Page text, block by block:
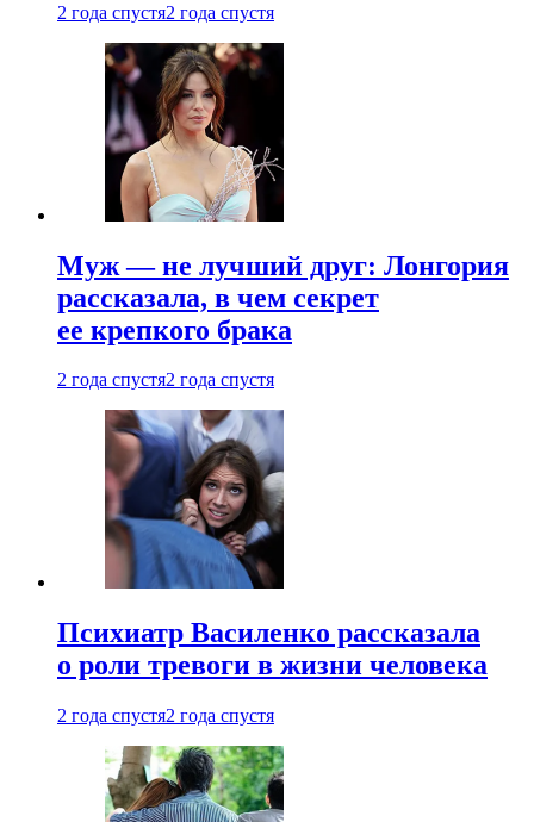
2 года спустя2 года спустя
Муж — не лучший друг: Лонгория
рассказала, в чем секрет
ее крепкого брака
2 года спустя2 года спустя
Психиатр Василенко рассказала
о роли тревоги в жизни человека
2 года спустя2 года спустя